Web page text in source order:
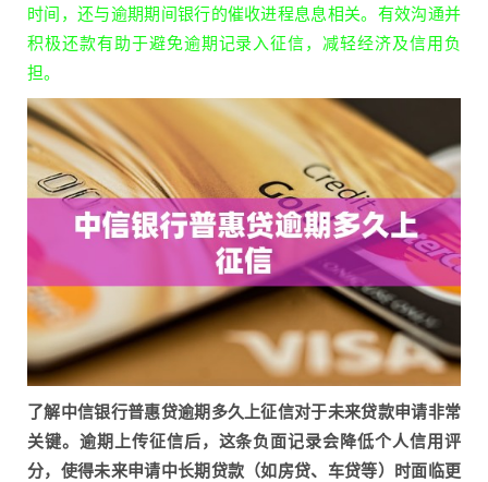
时间，还与逾期期间银行的催收进程息息相关。有效沟通并
积极还款有助于避免逾期记录入征信，减轻经济及信用负
担。
了解中信银行普惠贷逾期多久上征信对于未来贷款申请非常
关键。逾期上传征信后，这条负面记录会降低个人信用评
分，使得未来申请中长期贷款（如房贷、车贷等）时面临更